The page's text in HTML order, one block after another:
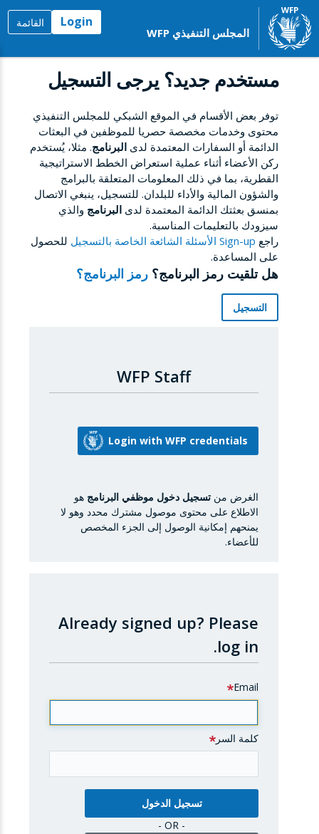
المجلس التنفيذي WFP
Login القائمة
مستخدم جديد؟ يرجى التسجيل
توفر بعض الأقسام في الموقع الشبكي للمجلس التنفيذي
محتوى وخدمات مخصصة حصريا للموظفين في البعثات
الدائمة أو السفارات المعتمدة لدى البرنامج. مثلا، يُستخدم
ركن الأعضاء أثناء عملية استعراض الخطط الاستراتيجية
القطرية، بما في ذلك المعلومات المتعلقة بالبرامج
والشؤون المالية والأداء للبلدان. للتسجيل، ينبغي الاتصال
بمنسق بعثتك الدائمة المعتمدة لدى البرنامج والذي
سيزودك بالتعليمات المناسبة.
راجع Sign-up الأسئلة الشائعة الخاصة بالتسجيل
للحصول
على المساعدة.
هل تلقيت رمز البرنامج؟ رمز البرنامج؟
التسجيل
WFP Staff
الغرض من تسجيل دخول موظفي البرنامج هو
الاطلاع على محتوى موصول مشترك محدد وهو لا
يمنحهم إمكانية الوصول إلى الجزء المخصص
للأعضاء.
Already signed up? Please
log in.
Email
كلمة السر
- OR -